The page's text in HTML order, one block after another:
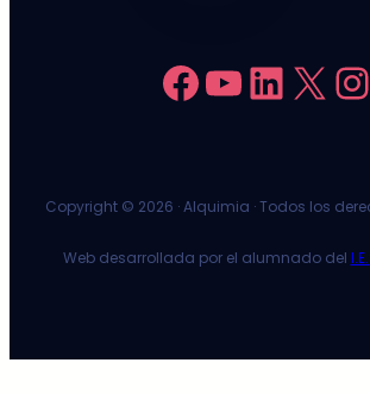
Facebook YouTube LinkedIn X Instagram
Copyright © 2026 · Alquimia · Todos los
Web desarrollada por el alumnado del